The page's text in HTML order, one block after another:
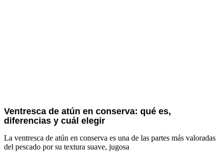
Ventresca de atún en conserva: qué es,
diferencias y cuál elegir
La ventresca de atún en conserva es una de las partes más valoradas
del pescado por su textura suave, jugosa